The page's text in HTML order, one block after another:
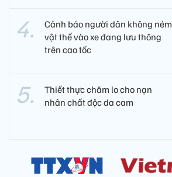
Cảnh báo người dân không ném
vật thể vào xe đang lưu thông
trên cao tốc
Thiết thực chăm lo cho nạn
nhân chất độc da cam